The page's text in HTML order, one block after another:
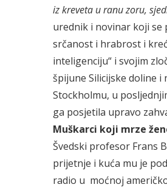
iz kreveta u ranu zoru,
urednik i novinar koji
srčanost i hrabrost i
inteligenciju“ i svojim
špijune Silicijske doline i
Stockholmu, u
ga posjetila upravo
Muškarci koji mrze
Švedski profesor Frans
prijetnje i kuća mu je
radio u moćnoj